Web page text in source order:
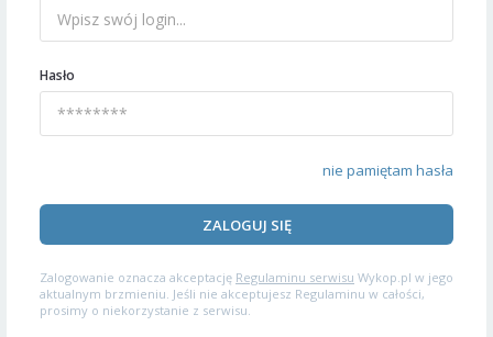
Hasło
nie pamiętam hasła
ZALOGUJ SIĘ
Zalogowanie oznacza akceptację Regulaminu serwisu Wykop.pl w jego
aktualnym brzmieniu. Jeśli nie akceptujesz Regulaminu w całości,
prosimy o niekorzystanie z serwisu.